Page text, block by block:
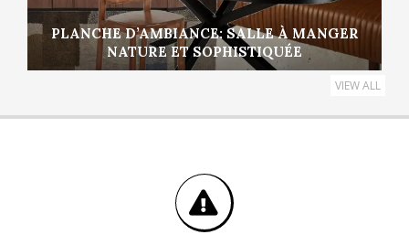
PLANCHE D’AMBIANCE: SALLE À MANGER
NATURE ET SOPHISTIQUÉE
VIEW ALL